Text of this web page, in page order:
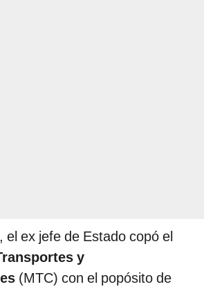
el ex jefe de Estado copó el
y
(MTC) con el popósito de